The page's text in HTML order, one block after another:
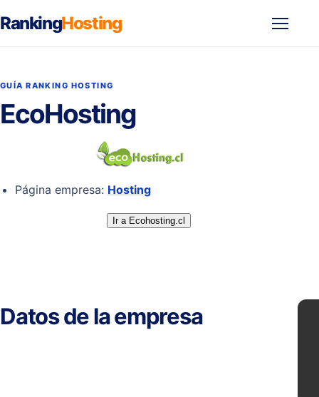
RankingHosting
GUÍA RANKING HOSTING
EcoHosting
Página empresa: Hosting
Ir a Ecohosting.cl
Datos de la empresa